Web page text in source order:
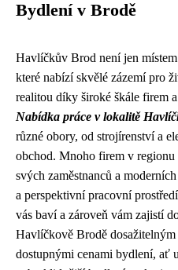
Bydlení v Brodě
Havlíčkův Brod není jen
které nabízí skvělé zázemí pro
realitou díky široké škále firem
Nabídka práce v lokalitě
různé obory, od strojírenství a
obchod. Mnoho firem v
svých zaměstnanců a
a perspektivní pracovní
vás baví a zároveň vám zajistí
Havlíčkově Brodě
dostupnými cenami bydlení, ať